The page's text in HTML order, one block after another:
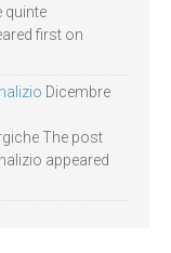
quinte
first on
Dicembre
The post
appeared